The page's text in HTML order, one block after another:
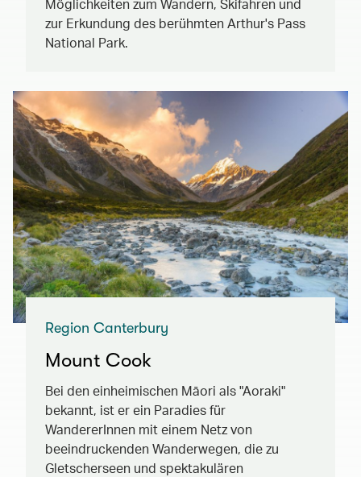
zur Erkundung des berühmten Arthur's Pass
National Park.
Region Canterbury
Mount Cook
Bei den einheimischen Māori als "Aoraki"
bekannt, ist er ein Paradies für
WandererInnen mit einem Netz von
beeindruckenden Wanderwegen, die zu
Gletscherseen und spektakulären